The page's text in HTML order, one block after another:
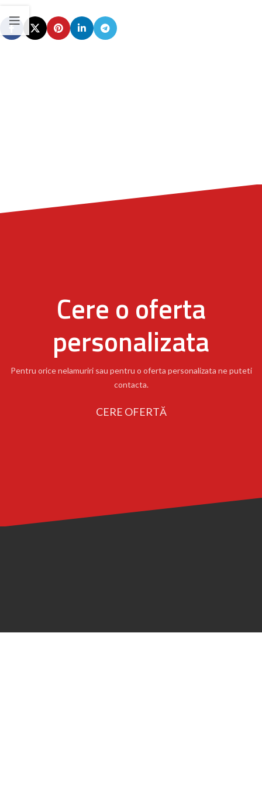
Cere o oferta
personalizata
Pentru orice nelamuriri sau pentru o oferta personalizata ne puteti
contacta.
CERE OFERTĂ